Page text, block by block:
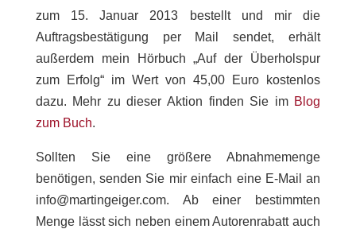
zum 15. Januar 2013 bestellt und mir die
Auftragsbestätigung per Mail sendet, erhält
außerdem mein Hörbuch „Auf der Überholspur
zum Erfolg“ im Wert von 45,00 Euro kostenlos
dazu. Mehr zu dieser Aktion finden Sie im Blog
zum Buch.
Sollten Sie eine größere Abnahmemenge
benötigen, senden Sie mir einfach eine E-Mail an
info@martingeiger.com. Ab einer bestimmten
Menge lässt sich neben einem Autorenrabatt auch